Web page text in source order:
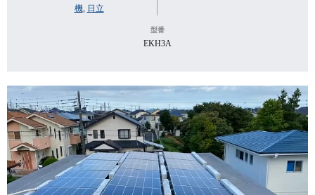
機, 日立
型番
EKH3A